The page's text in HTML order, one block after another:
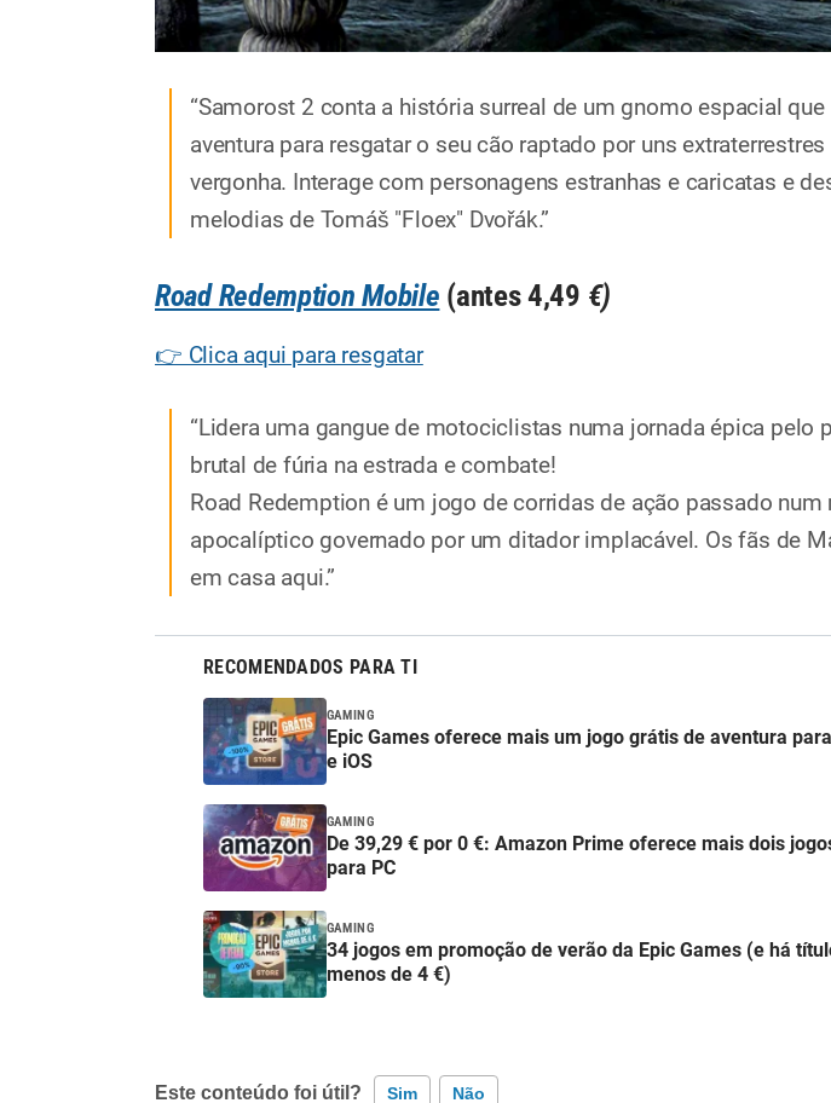
“Samorost 2 conta a história surreal de um gnomo espacial
aventura para resgatar o seu cão raptado por uns
vergonha. Interage com personagens estranhas e caricatas e
melodias de Tomáš "Floex" Dvořák.”
Road Redemption Mobile (antes 4,49 €)
👉 Clica aqui para resgatar
“Lidera uma gangue de motociclistas numa jornada épica pelo
brutal de fúria na estrada e combate!
Road Redemption é um jogo de corridas de ação passado num
apocalíptico governado por um ditador implacável. Os fãs de
em casa aqui.”
RECOMENDADOS PARA TI
GAMING
Epic Games oferece mais um jogo grátis de aventura
e iOS
GAMING
De 39,29 € por 0 €: Amazon Prime oferece mais dois
para PC
GAMING
34 jogos em promoção de verão da Epic Games (e há
menos de 4 €)
Este conteúdo foi útil? Sim Não